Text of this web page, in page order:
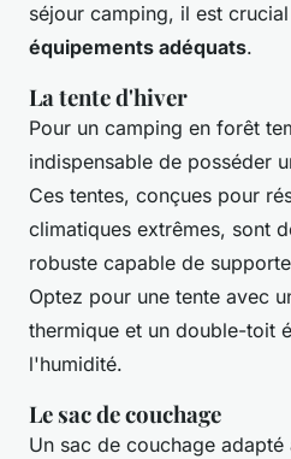
séjour camping, il est
équipements adéquats.
La tente d'hiver
Pour un camping en forêt
indispensable de posséder
Ces tentes, conçues pour
climatiques extrêmes, sont
robuste capable de
Optez pour une tente avec
thermique et un double-toit
l'humidité.
Le sac de couchage
Un sac de couchage